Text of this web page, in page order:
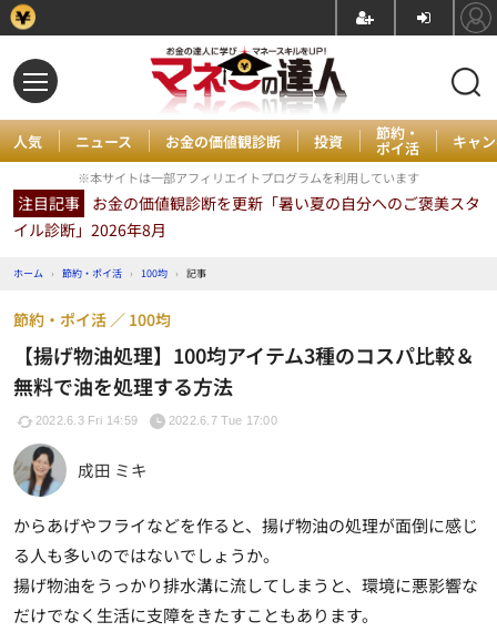
人気 ニュース お金の価値観診断 投資 節約・
ポイ活 キャ
※本サイトは一部アフィリエイトプログラムを利用しています
注目記事 お金の価値観診断を更新「暑い夏の自分へのご褒美スタ
イル診断」2026年8月
ホーム › 節約・ポイ活 › 100均 › 記事
【揚げ物油処理】100均アイテム3種のコスパ比較＆
無料で油を処理する方法
節約・ポイ活 100均
2022.6.3 Fri 14:59 2022.6.7 Tue 17:00
成田 ミキ
からあげやフライなどを作ると、揚げ物油の処理が面倒に感じ
る人も多いのではないでしょうか。
揚げ物油をうっかり排水溝に流してしまうと、環境に悪影響な
だけでなく生活に支障をきたすこともあります。